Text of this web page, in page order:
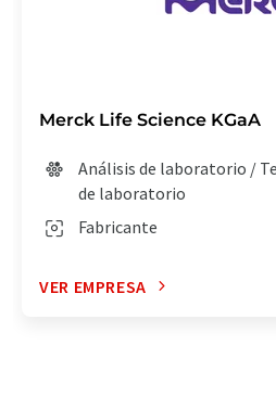
Merck Life Science KGaA
Análisis de laboratorio /
de laboratorio
Fabricante
VER EMPRESA